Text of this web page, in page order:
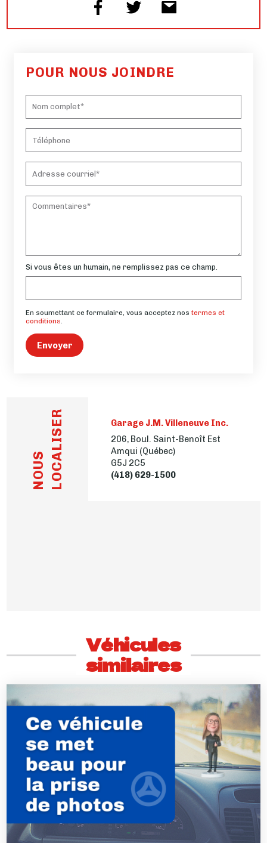
POUR NOUS JOINDRE
Si vous êtes un humain, ne remplissez pas ce champ.
En soumettant ce formulaire, vous acceptez nostermes et
conditions.
Envoyer
NOUS LOCALISER
Garage J.M. Villeneuve Inc.
206, Boul. Saint-Benoît Est
Amqui (Québec)
G5J 2C5
(418) 629-1500
Véhicules
similaires